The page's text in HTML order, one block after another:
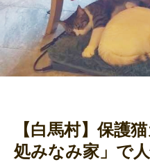
【白馬村】保護
処みなみ家」で